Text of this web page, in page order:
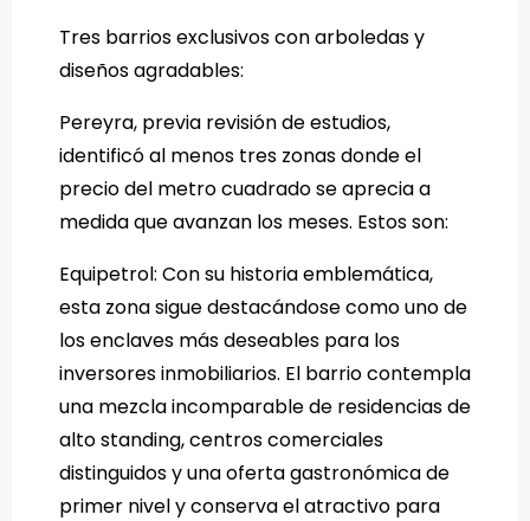
Tres barrios exclusivos con arboledas y
diseños agradables:
Pereyra, previa revisión de estudios,
identificó al menos tres zonas donde el
precio del metro cuadrado se aprecia a
medida que avanzan los meses. Estos son:
Equipetrol: Con su historia emblemática,
esta zona sigue destacándose como uno de
los enclaves más deseables para los
inversores inmobiliarios. El barrio contempla
una mezcla incomparable de residencias de
alto standing, centros comerciales
distinguidos y una oferta gastronómica de
primer nivel y conserva el atractivo para